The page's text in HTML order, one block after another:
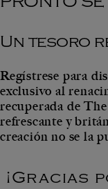
PRONTO
Un tesoro
Regístrese para
exclusivo al
recuperada de
refrescante y
creación no se la
¡Gracias